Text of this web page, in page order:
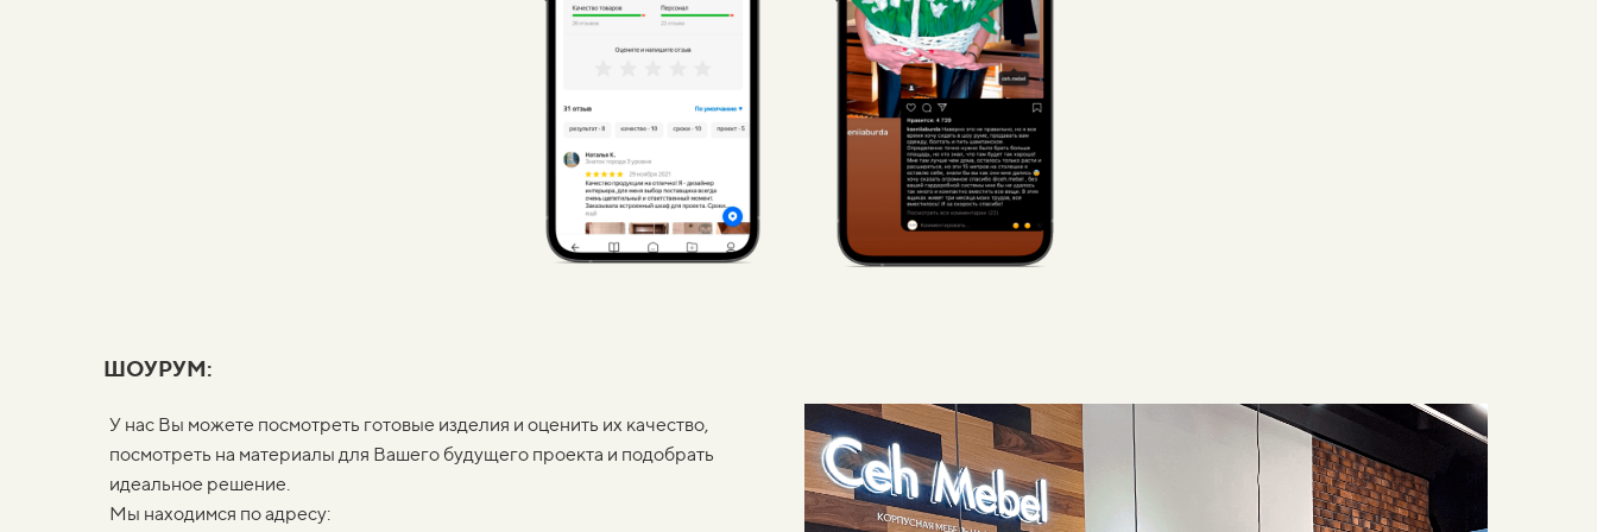
ШОУРУМ:
У нас Вы можете посмотреть готовые изделия и оценить их качество,
посмотреть на материалы для Вашего будущего проекта и подобрать
идеальное решение.
Мы находимся по адресу: